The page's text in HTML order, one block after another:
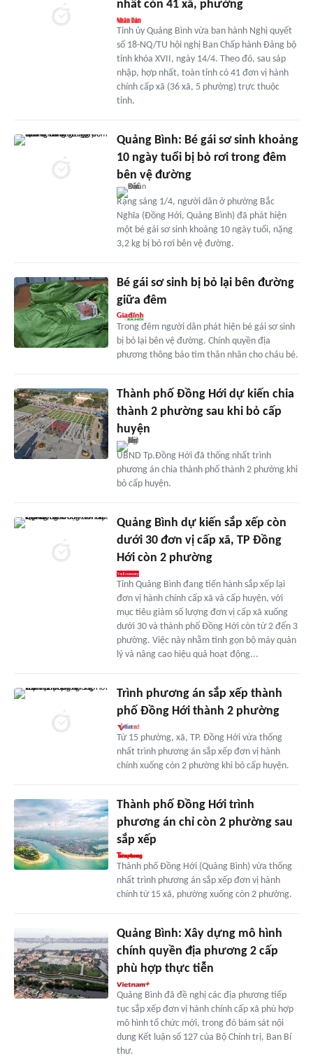
nhất còn 41 xã, phường
Tỉnh ủy Quảng Bình vừa ban hành Nghị quyết
số 18-NQ/TU hội nghị Ban Chấp hành Đảng bộ
tỉnh khóa XVII, ngày 14/4. Theo đó, sau sáp
nhập, hợp nhất, toàn tỉnh có 41 đơn vị hành
chính cấp xã (36 xã, 5 phường) trực thuộc
tỉnh.
Quảng Bình: Bé gái sơ sinh khoảng
10 ngày tuổi bị bỏ rơi trong đêm
bên vệ đường
Rạng sáng 1/4, người dân ở phường Bắc
Nghĩa (Đồng Hới, Quảng Bình) đã phát hiện
một bé gái sơ sinh khoảng 10 ngày tuổi, nặng
3,2 kg bị bỏ rơi bên vệ đường.
Bé gái sơ sinh bị bỏ lại bên đường
giữa đêm
Trong đêm người dân phát hiện bé gái sơ sinh
bị bỏ lại bên vệ đường. Chính quyền địa
phương thông báo tìm thân nhân cho cháu bé.
Thành phố Đồng Hới dự kiến chia
thành 2 phường sau khi bỏ cấp
huyện
UBND Tp.Đồng Hới đã thống nhất trình
phương án chia thành phố thành 2 phường khi
bỏ cấp huyện.
Quảng Bình dự kiến sắp xếp còn
dưới 30 đơn vị cấp xã, TP Đồng
Hới còn 2 phường
Tỉnh Quảng Bình đang tiến hành sắp xếp lại
đơn vị hành chính cấp xã và cấp huyện, với
mục tiêu giảm số lượng đơn vị cấp xã xuống
dưới 30 và thành phố Đồng Hới còn từ 2 đến 3
phường. Việc này nhằm tinh gọn bộ máy quản
lý và nâng cao hiệu quả hoạt động...
Trình phương án sắp xếp thành
phố Đồng Hới thành 2 phường
Từ 15 phường, xã, TP. Đồng Hới vừa thống
nhất trình phương án sắp xếp đơn vị hành
chính xuống còn 2 phường khi bỏ cấp huyện.
Thành phố Đồng Hới trình
phương án chỉ còn 2 phường sau
sắp xếp
Thành phố Đồng Hới (Quảng Bình) vừa thống
nhất trình phương án sắp xếp đơn vị hành
chính từ 15 xã, phường xuống còn 2 phường.
Quảng Bình: Xây dựng mô hình
chính quyền địa phương 2 cấp
phù hợp thực tiễn
Quảng Bình đã đề nghị các địa phương tiếp
tục sắp xếp đơn vị hành chính cấp xã phù hợp
mô hình tổ chức mới, trong đó bám sát nội
dung Kết luận số 127 của Bộ Chính trị, Ban Bí
thư.